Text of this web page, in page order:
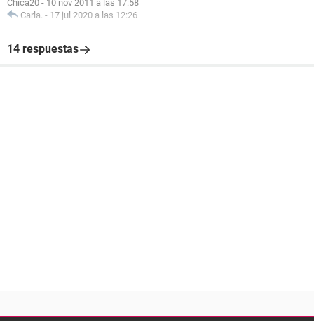
Chica20 - 10 nov 2011 a las 17:58
Carla. - 17 jul 2020 a las 12:26
14 respuestas